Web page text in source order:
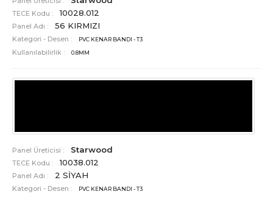
TECE Kodu : 10028.012
Panel Adı : 56 KIRMIZI
Kategori - Desen : PVC KENAR BANDI - T3
Kullanılabilirlik : 0.8MM
Panel Üreticisi : Starwood
TECE Kodu : 10038.012
Panel Adı : 2 SİYAH
Kategori - Desen : PVC KENAR BANDI - T3